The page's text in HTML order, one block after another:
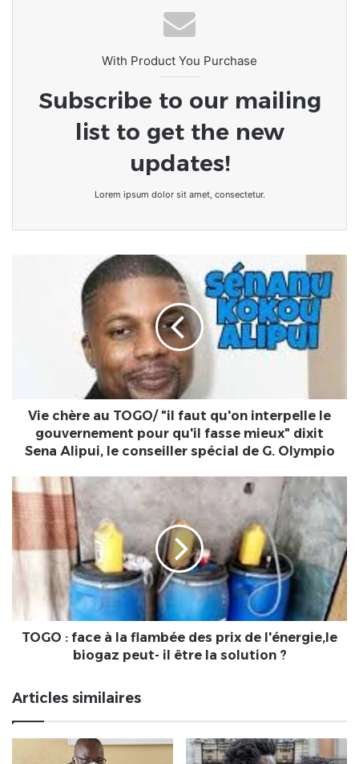
quotidienne des foyers
With Product You Purchase
Subscribe to our mailing
list to get the new
updates!
Lorem ipsum dolor sit amet, consectetur.
gouvernement
qu'il
dixit
Sena
le
Olympio
Vie chère au TOGO/ "il faut qu'on interpelle le
gouvernement pour qu'il fasse mieux" dixit
Sena Alipui, le conseiller spécial de G. Olympio
:
face
la
de
l'énergie,le
être
la
solution
TOGO : face à la flambée des prix de l'énergie,le
biogaz peut- il être la solution ?
Articles similaires